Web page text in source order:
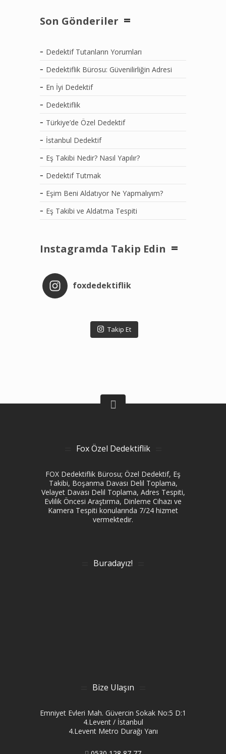
Son Gönderiler
Dedektif Tutanların Yorumları
Dedektiflik Bürosu: Güvenilirliğin Adresi
En İyi Dedektif
Dedektiflik
Türkiye’de Özel Dedektif
İstanbul Dedektif
Eş Takibi Nedir? Nasıl Yapılır?
Dedektif Tutmak
Eşim Beni Aldatıyor Ne Yapmalıyım?
Eş Takibi ve Aldatma Tespiti
Instagramda Takip Edin
foxdedektiflik
Takip Et
Fox Özel Dedektiflik
FOX Dedektiflik Bürosu; Özel Dedektif, Eş
Takibi, Boşanma Davası Delil Toplama,
Velayet Davası Delil Toplama, Adres Tespiti,
Evlilik Öncesi Araştırma, Dinleme Cihazı ve
Kamera Tespiti konularında 7/24 hizmet
vermektedir.
Buradayız!
Bize Ulaşın
Emniyet Evleri Mah. Güvercin Sokak No:5 D:1
4.Levent / İstanbul
4.Levent Metro Durağı Yanı